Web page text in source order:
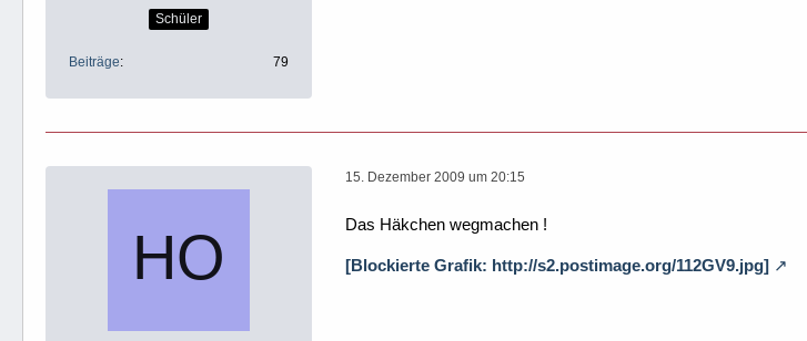
Schüler
Beiträge 79
15. Dezember 2009 um 20:15
Das Häkchen wegmachen !
[Blockierte Grafik: http://s2.postimage.org/112GV9.jpg]